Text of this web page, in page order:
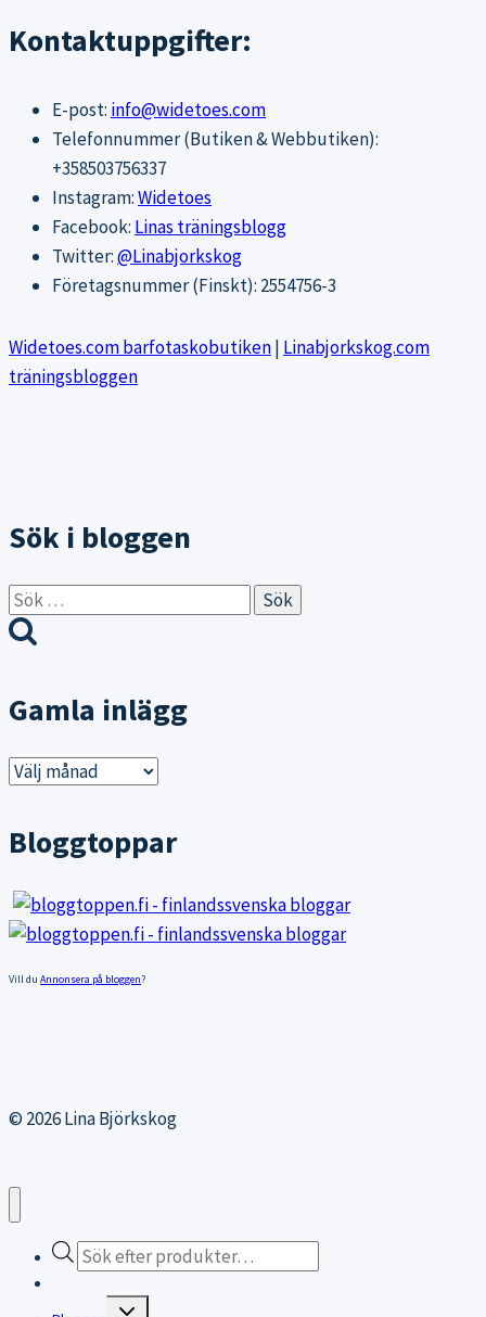
Kontaktuppgifter:
E-post: info@widetoes.com
Telefonnummer (Butiken & Webbutiken):
+358503756337
Instagram:Widetoes
Facebook: Linas träningsblogg
Twitter:@Linabjorkskog
Företagsnummer (Finskt): 2554756-3
Widetoes.com barfotaskobutiken| Linabjorkskog.com
träningsbloggen
Sök i bloggen
Sök
efter:
Gamla inlägg
Gamla
Bloggtoppar
Vill du Annonsera på bloggen?
© 2026 Lina Björkskog
Products
search
Expand